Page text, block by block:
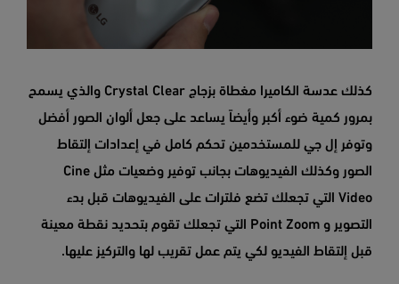
كذلك عدسة الكاميرا مغطاة بزجاج Crystal Clear والذي يسمح
بمرور كمية ضوء أكبر وأيضاً يساعد على جعل ألوان الصور أفضل
وتوفر إل جي للمستخدمين تحكم كامل في إعدادات إلتقاط
الصور وكذلك الفيديوهات بجانب توفير وضعيات مثل Cine
Video التي تجعلك تضع فلترات على الفيديوهات قبل بدء
التصوير و Point Zoom التي تجعلك تقوم بتحديد نقطة معينة
قبل إلتقاط الفيديو لكي يتم عمل تقريب لها والتركيز عليها.